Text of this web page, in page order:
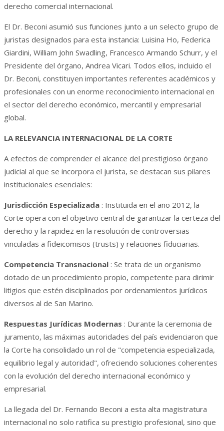
derecho comercial internacional.
El Dr. Beconi asumió sus funciones junto a un selecto grupo de
juristas designados para esta instancia: Luisina Ho, Federica
Giardini, William John Swadling, Francesco Armando Schurr, y el
Presidente del órgano, Andrea Vicari. Todos ellos, incluido el
Dr. Beconi, constituyen importantes referentes académicos y
profesionales con un enorme reconocimiento internacional en
el sector del derecho económico, mercantil y empresarial
global.
LA RELEVANCIA INTERNACIONAL DE LA CORTE
A efectos de comprender el alcance del prestigioso órgano
judicial al que se incorpora el jurista, se destacan sus pilares
institucionales esenciales:
Jurisdicción Especializada: Instituida en el año 2012, la
Corte opera con el objetivo central de garantizar la certeza del
derecho y la rapidez en la resolución de controversias
vinculadas a fideicomisos (trusts) y relaciones fiduciarias.
Competencia Transnacional: Se trata de un organismo
dotado de un procedimiento propio, competente para dirimir
litigios que estén disciplinados por ordenamientos jurídicos
diversos al de San Marino.
Respuestas Jurídicas Modernas : Durante la ceremonia de
juramento, las máximas autoridades del país evidenciaron que
la Corte ha consolidado un rol de "competencia especializada,
equilibrio legal y autoridad", ofreciendo soluciones coherentes
con la evolución del derecho internacional económico y
empresarial.
La llegada del Dr. Fernando Beconi a esta alta magistratura
internacional no solo ratifica su prestigio profesional, sino que